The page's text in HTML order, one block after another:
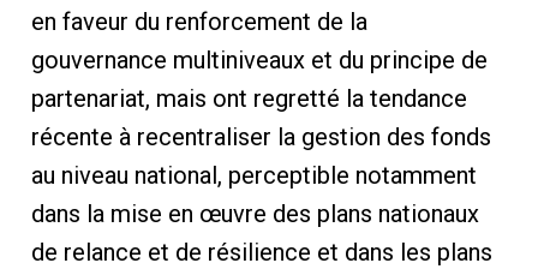
en faveur du renforcement de la
gouvernance multiniveaux et du principe de
partenariat, mais ont regretté la tendance
récente à recentraliser la gestion des fonds
au niveau national, perceptible notamment
dans la mise en œuvre des plans nationaux
de relance et de résilience et dans les plans